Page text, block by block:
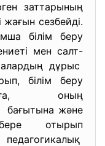
заттарының
сезбейді.
білім беру
мен салт-
дұрыс
білім беру
оның
бағытына және
отырып